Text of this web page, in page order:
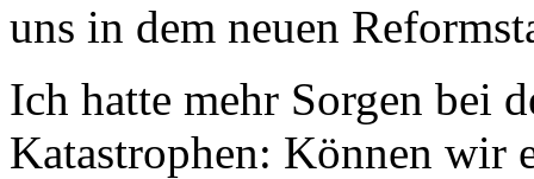
uns in dem neuen
Ich hatte mehr Sorgen bei
Katastrophen: Können wir